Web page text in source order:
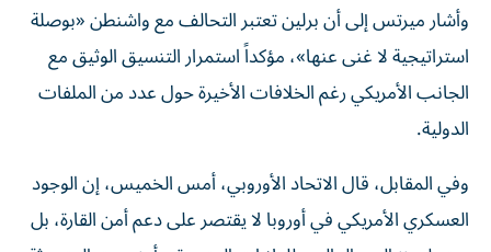
وأشار ميرتس إلى أن برلين تعتبر التحالف مع واشنطن «بوصلة
استراتيجية لا غنى عنها»، مؤكداً استمرار التنسيق الوثيق مع
الجانب الأمريكي رغم الخلافات الأخيرة حول عدد من الملفات
الدولية.
وفي المقابل، قال الاتحاد الأوروبي، أمس الخميس، إن الوجود
العسكري الأمريكي في أوروبا لا يقتصر على دعم أمن القارة، بل